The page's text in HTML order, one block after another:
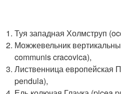
Туя западная Холмструп
Можжевельник
communis cracovica),
Лиственница европейская
pendula),